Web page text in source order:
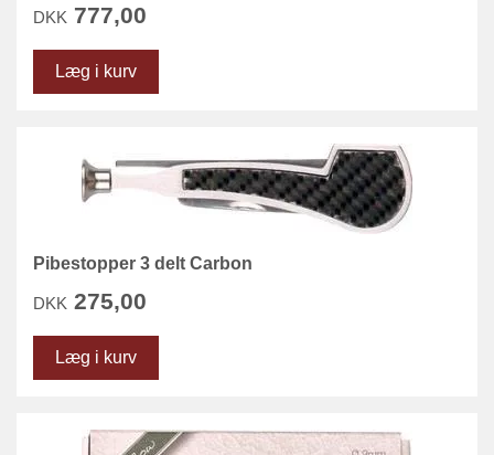
DKK 777,00
Læg i kurv
Pibestopper 3 delt Carbon
DKK 275,00
Læg i kurv